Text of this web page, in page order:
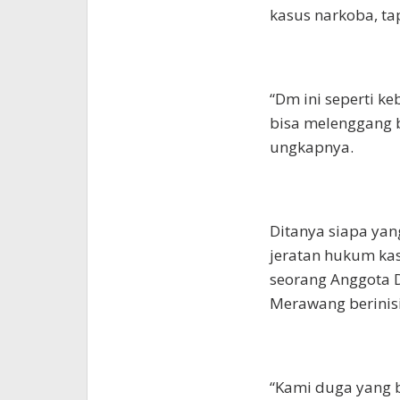
kasus narkoba,
“Dm ini seperti
bisa melenggang
ungkapnya.
Ditanya siapa
jeratan hukum
seorang Anggota
Merawang
“Kami duga yang